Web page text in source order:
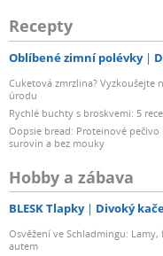
Recepty
Oblíbené zimní polévky
Cuketová zmrzlina? Vyzkoušejte
úrodu
Rychlé buchty s broskvemi: 5
Oopsie bread: Proteinové
surovin a bez mouky
Hobby a zábava
BLESK Tlapky Divoký
Osvěžení ve Schladmingu:
autem